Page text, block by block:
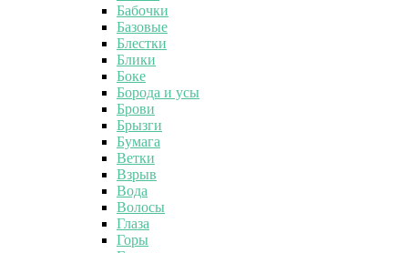
Бабочки
Базовые
Блестки
Блики
Боке
Борода и усы
Брови
Брызги
Бумага
Ветки
Взрыв
Вода
Волосы
Глаза
Горы